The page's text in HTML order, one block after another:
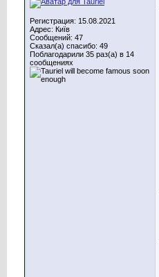
Регистрация: 15.08.2021
Адрес: Київ
Сообщений: 47
Сказал(а) спасибо: 49
Поблагодарили 35 раз(а) в 14
сообщениях